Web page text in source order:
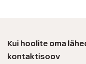
Kui hoolite oma
kontaktisoov